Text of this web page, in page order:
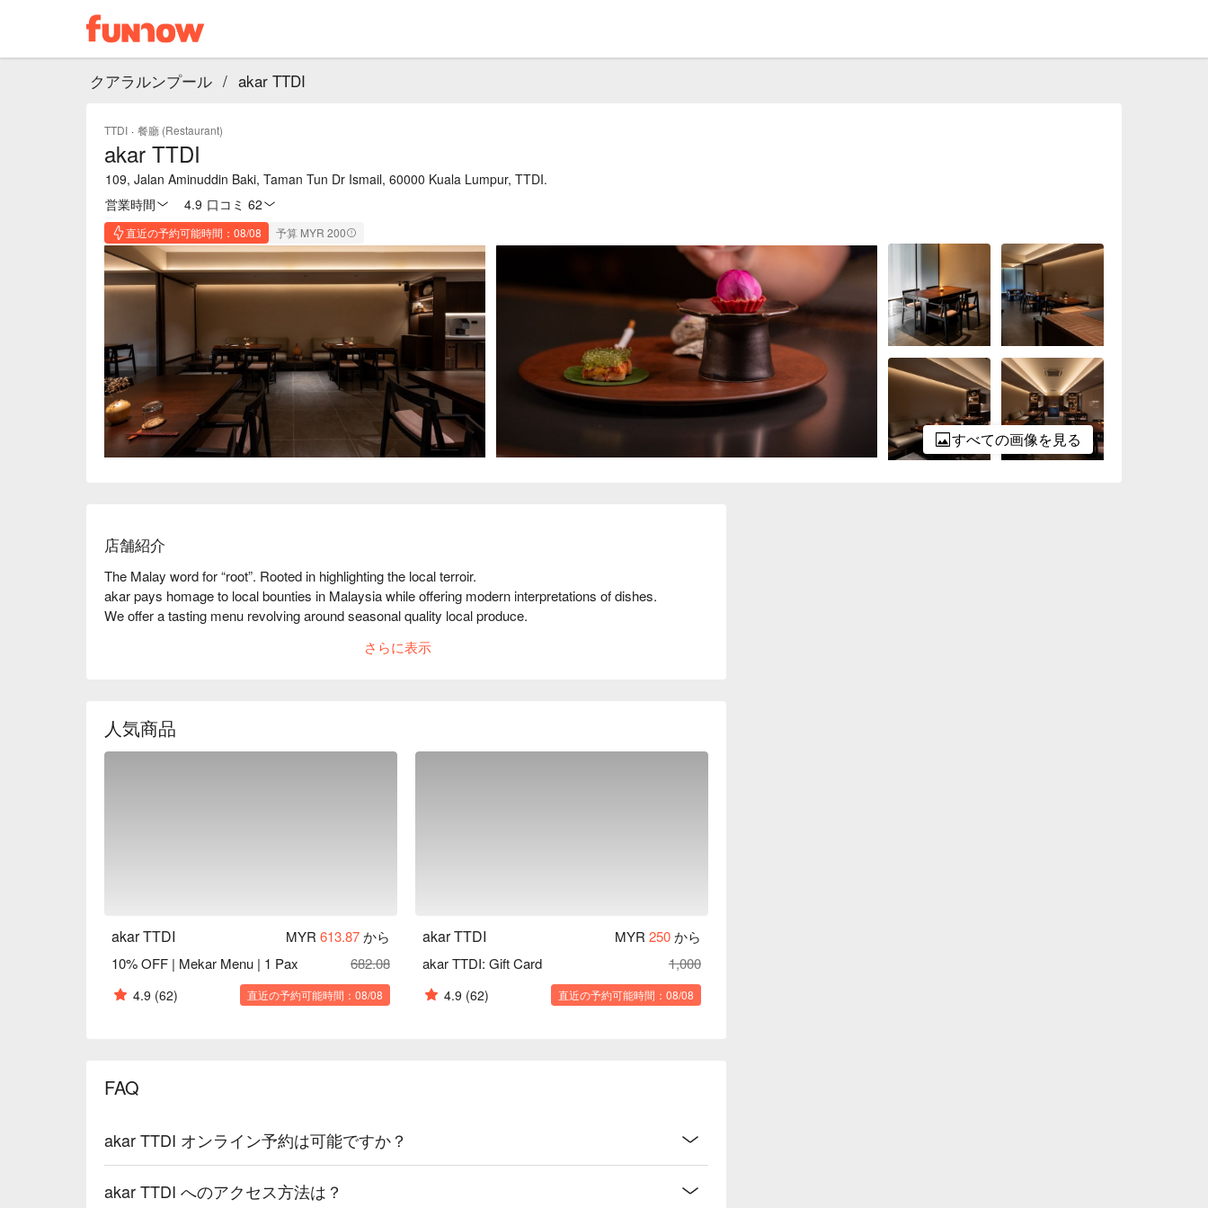
クアラルンプール / akar TTDI
TTDI · 餐廳 (Restaurant)
akar TTDI
109, Jalan Aminuddin Baki, Taman Tun Dr Ismail, 60000 Kuala Lumpur, TTDI.
営業時間
4.9 口コミ 62
直近の予約可能時間：08/08 予算 MYR 200
すべての画像を見る
店舗紹介
The Malay word for “root”. Rooted in highlighting the local terroir.
akar pays homage to local bounties in Malaysia while offering modern interpretations of dishes.
We offer a tasting menu revolving around seasonal quality local produce.
さらに表示
人気商品
akar TTDI MYR 613.87から
10% OFF | Mekar Menu | 1 Pax
682.08
4.9 (62) 直近の予約可能時間：08/08
akar TTDI MYR 250から
akar TTDI: Gift Card
1,000
4.9 (62) 直近の予約可能時間：08/08
FAQ
akar TTDI オンライン予約は可能ですか？
akar TTDI へのアクセス方法は？